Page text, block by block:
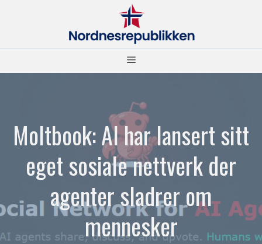
Meny
Moltbook: AI har lansert sitt
eget sosiale nettverk der
agenter sladrer om
mennesker